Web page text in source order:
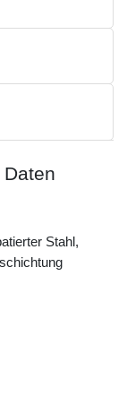
Stahl,